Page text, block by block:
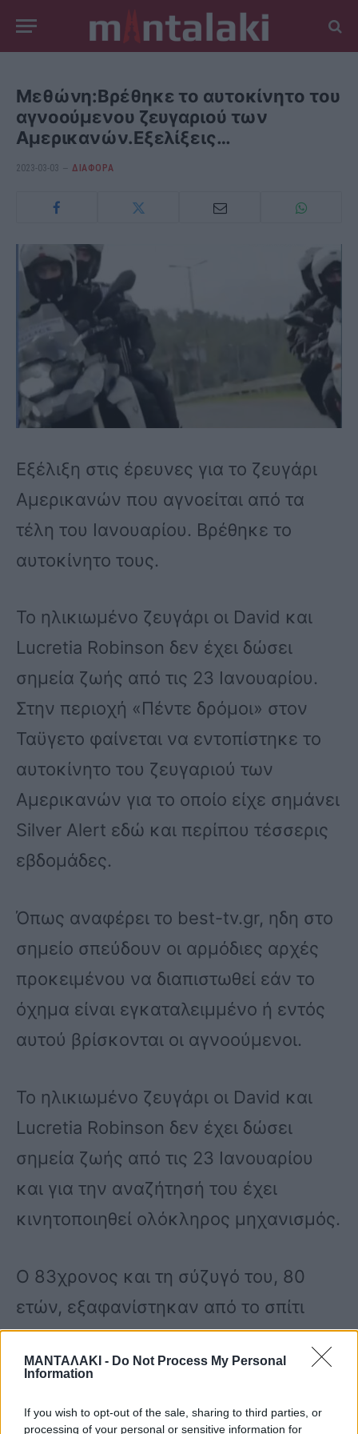
ΜΑΝΤΑΛΑΚΙ - Do Not Process My Personal
Information
If you wish to opt-out of the sale, sharing to third parties, or
processing of your personal or sensitive information for
Μεθώνη:Βρέθηκε το αυτοκίνητο του
αγνοούμενου ζευγαριού των
Αμερικανών.Εξελίξεις…
2023-03-03 ΔΙΆΦΟΡΑ
Εξέλιξη στις έρευνες για το ζευγάρι
Αμερικανών που αγνοείται από τα
τέλη του Ιανουαρίου. Βρέθηκε το
αυτοκίνητο τους.
Το ηλικιωμένο ζευγάρι οι David και
Lucretia Robinson δεν έχει δώσει
σημεία ζωής από τις 23 Ιανουαρίου.
Στην περιοχή «Πέντε δρόμοι» στον
Ταϋγετο φαίνεται να εντοπίστηκε το
αυτοκίνητο του ζευγαριού των
Αμερικανών για το οποίο είχε σημάνει
Silver Alert εδώ και περίπου τέσσερις
εβδομάδες.
Όπως αναφέρει το best-tv.gr, ηδη στο
σημείο σπεύδουν οι αρμόδιες αρχές
προκειμένου να διαπιστωθεί εάν το
όχημα είναι εγκαταλειμμένο ή εντός
αυτού βρίσκονται οι αγνοούμενοι.
Το ηλικιωμένο ζευγάρι οι David και
Lucretia Robinson δεν έχει δώσει
σημεία ζωής από τις 23 Ιανουαρίου
και για την αναζήτησή του έχει
κινητοποιηθεί ολόκληρος μηχανισμός.
Ο 83χρονος και τη σύζυγό του, 80
ετών, εξαφανίστηκαν από το σπίτι
τους, στην περιοχή Ντάπια Μεθώνης,
του δήμου Πύλου Νέστορος στην
μάρκας OPEL AGILA.